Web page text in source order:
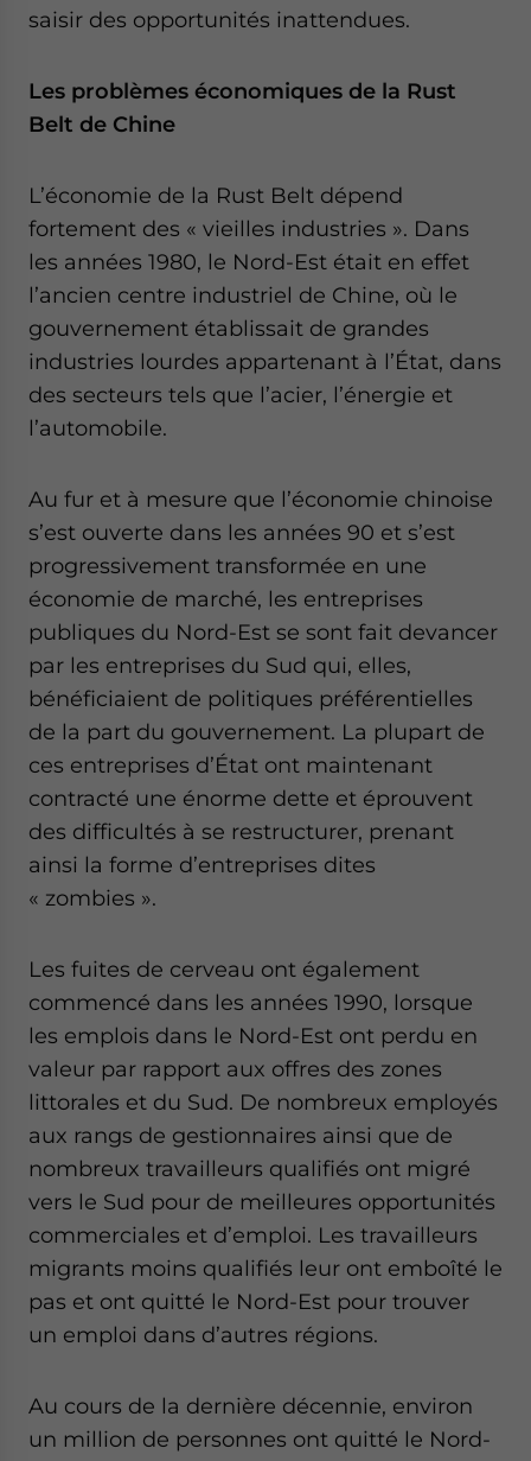
saisir des opportunités inattendues.
Les problèmes économiques de la Rust
Belt de Chine
L’économie de la Rust Belt dépend
fortement des « vieilles industries ». Dans
les années 1980, le Nord-Est était en effet
l’ancien centre industriel de Chine, où le
gouvernement établissait de grandes
industries lourdes appartenant à l’État, dans
des secteurs tels que l’acier, l’énergie et
l’automobile.
Au fur et à mesure que l’économie chinoise
s’est ouverte dans les années 90 et s’est
progressivement transformée en une
économie de marché, les entreprises
publiques du Nord-Est se sont fait devancer
par les entreprises du Sud qui, elles,
bénéficiaient de politiques préférentielles
de la part du gouvernement. La plupart de
ces entreprises d’État ont maintenant
contracté une énorme dette et éprouvent
des difficultés à se restructurer, prenant
ainsi la forme d’entreprises dites
« zombies ».
Les fuites de cerveau ont également
commencé dans les années 1990, lorsque
les emplois dans le Nord-Est ont perdu en
valeur par rapport aux offres des zones
littorales et du Sud. De nombreux employés
aux rangs de gestionnaires ainsi que de
nombreux travailleurs qualifiés ont migré
vers le Sud pour de meilleures opportunités
commerciales et d’emploi. Les travailleurs
migrants moins qualifiés leur ont emboîté le
pas et ont quitté le Nord-Est pour trouver
un emploi dans d’autres régions.
Au cours de la dernière décennie, environ
un million de personnes ont quitté le Nord-